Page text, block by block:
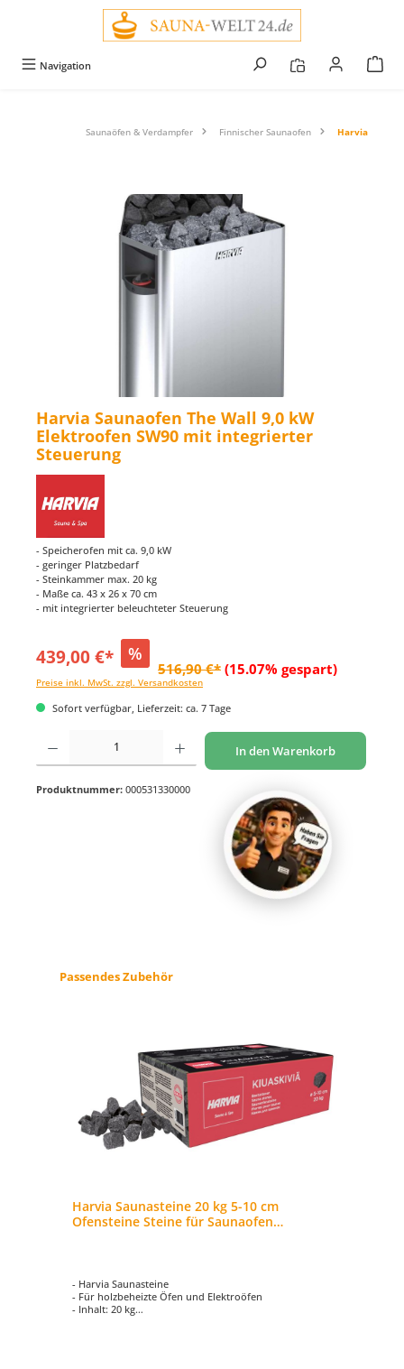
Navigation
Saunaöfen & Verdampfer Finnischer Saunaofen Harvia
Bildergalerie überspringen
Harvia Saunaofen The Wall 9,0 kW
Elektroofen SW90 mit integrierter
Steuerung
- Speicherofen mit ca. 9,0 kW
- geringer Platzbedarf
- Steinkammer max. 20 kg
- Maße ca. 43 x 26 x 70 cm
- mit integrierter beleuchteter Steuerung
439,00 €* %
516,90 €* (15.07% gespart)
Preise inkl. MwSt. zzgl. Versandkosten
Sofort verfügbar, Lieferzeit: ca. 7 Tage
Produkt Anzahl: Gib den gewünschten Wert ein oder benutze die Schaltflächen um
In den Warenkorb
Produktnummer: 000531330000
Produktgalerie überspringen
Passendes Zubehör
Harvia Saunasteine 20 kg 5-10 cm
Ofensteine Steine für Saunaofen
- Harvia Saunasteine
- Für holzbeheizte Öfen und Elektroöfen
- Inhalt: 20 kg